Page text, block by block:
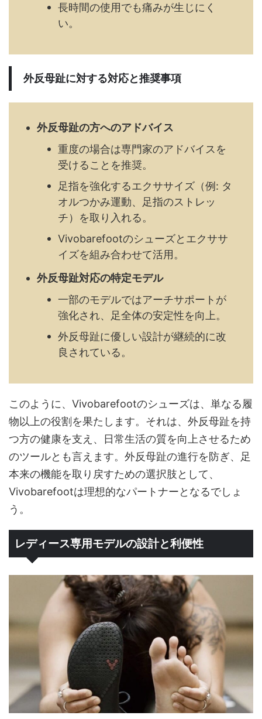
長時間の使用でも痛みが生じにく
い。
外反母趾に対する対応と推奨事項
外反母趾の方へのアドバイス
重度の場合は専門家のアドバイスを
受けることを推奨。
足指を強化するエクササイズ（例: タ
オルつかみ運動、足指のストレッ
チ）を取り入れる。
Vivobarefootのシューズとエクササ
イズを組み合わせて活用。
外反母趾対応の特定モデル
一部のモデルではアーチサポートが
強化され、足全体の安定性を向上。
外反母趾に優しい設計が継続的に改
良されている。
このように、Vivobarefootのシューズは、単なる履
物以上の役割を果たします。それは、外反母趾を持
つ方の健康を支え、日常生活の質を向上させるため
のツールとも言えます。外反母趾の進行を防ぎ、足
本来の機能を取り戻すための選択肢として、
Vivobarefootは理想的なパートナーとなるでしょ
う。
レディース専用モデルの設計と利便性